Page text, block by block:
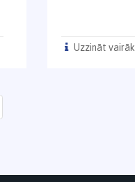
Uzzināt vairāk